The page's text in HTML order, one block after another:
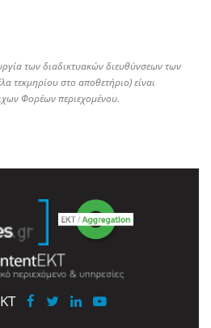
των διαδικτυακών διευθύνσεων των
τεκμηρίου στο αποθετήριο) είναι
Φορέων περιεχομένου.